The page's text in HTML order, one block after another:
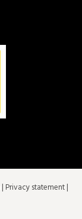
| Privacy statement|